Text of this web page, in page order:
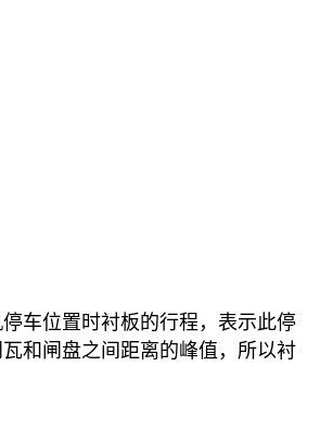
车位置时衬板的行程，表示此停
和闸盘之间距离的峰值，所以衬